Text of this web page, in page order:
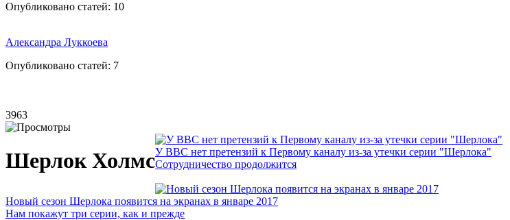
Опубликовано статей: 10
Александра Луккоева
Опубликовано статей: 7
3963
Шерлок ХолмсУ BBC нет претензий к Первому каналу из-за утечки серии "Шерлока"
Сотрудничество продолжится
Новый сезон Шерлока появится на экранах в январе 2017
Нам покажут три серии, как и прежде